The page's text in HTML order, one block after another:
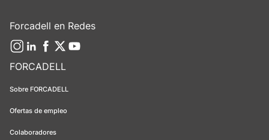
FORCADELL
Sobre FORCADELL
Ofertas de empleo
Colaboradores
Forcadell en Redes